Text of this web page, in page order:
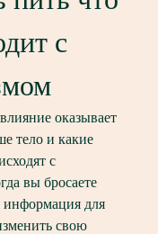
с
оказывает
тело и какие
с
вы бросаете
информация для
свою